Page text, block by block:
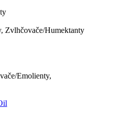
Zvlhčovače/Humektanty
Emolienty,